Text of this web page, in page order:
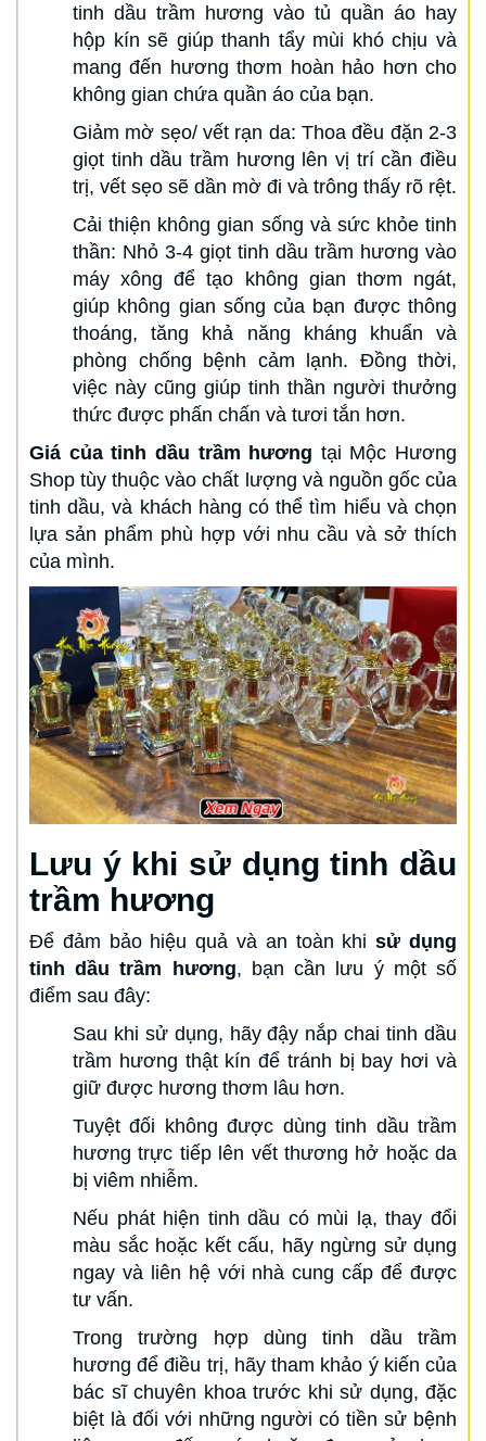
tinh dầu trầm hương vào tủ quần áo hay
hộp kín sẽ giúp thanh tẩy mùi khó chịu và
mang đến hương thơm hoàn hảo hơn cho
không gian chứa quần áo của bạn.
Giảm mờ sẹo/ vết rạn da: Thoa đều đặn 2-3
giọt tinh dầu trầm hương lên vị trí cần điều
trị, vết sẹo sẽ dần mờ đi và trông thấy rõ rệt.
Cải thiện không gian sống và sức khỏe tinh
thần: Nhỏ 3-4 giọt tinh dầu trầm hương vào
máy xông để tạo không gian thơm ngát,
giúp không gian sống của bạn được thông
thoáng, tăng khả năng kháng khuẩn và
phòng chống bệnh cảm lạnh. Đồng thời,
việc này cũng giúp tinh thần người thưởng
thức được phấn chấn và tươi tắn hơn.
Giá của tinh dầu trầm hương tại Mộc Hương
Shop tùy thuộc vào chất lượng và nguồn gốc của
tinh dầu, và khách hàng có thể tìm hiểu và chọn
lựa sản phẩm phù hợp với nhu cầu và sở thích
của mình.
Lưu ý khi sử dụng tinh dầu
trầm hương
Để đảm bảo hiệu quả và an toàn khisử dụng
tinh dầu trầm hương, bạn cần lưu ý một số
điểm sau đây:
Sau khi sử dụng, hãy đậy nắp chai tinh dầu
trầm hương thật kín để tránh bị bay hơi và
giữ được hương thơm lâu hơn.
Tuyệt đối không được dùng tinh dầu trầm
hương trực tiếp lên vết thương hở hoặc da
bị viêm nhiễm.
Nếu phát hiện tinh dầu có mùi lạ, thay đổi
màu sắc hoặc kết cấu, hãy ngừng sử dụng
ngay và liên hệ với nhà cung cấp để được
tư vấn.
Trong trường hợp dùng tinh dầu trầm
hương để điều trị, hãy tham khảo ý kiến của
bác sĩ chuyên khoa trước khi sử dụng, đặc
biệt là đối với những người có tiền sử bệnh